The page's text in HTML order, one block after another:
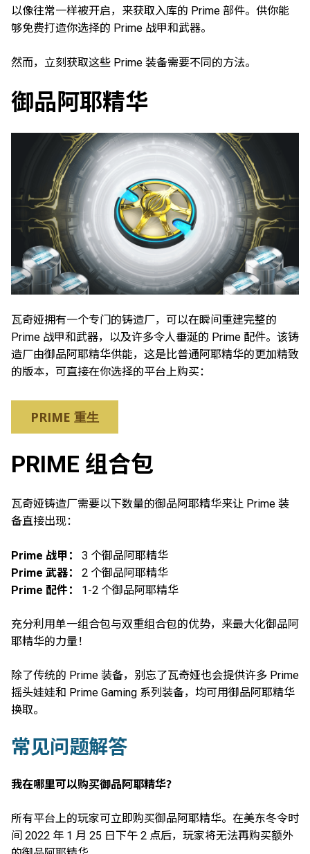
以像往常一样被开启，来获取入库的 Prime 部件。供你能
够免费打造你选择的 Prime 战甲和武器。
然而，立刻获取这些 Prime 装备需要不同的方法。
御品阿耶精华
瓦奇娅拥有一个专门的铸造厂，可以在瞬间重建完整的
Prime 战甲和武器，以及许多令人垂涎的 Prime 配件。该铸
造厂由御品阿耶精华供能，这是比普通阿耶精华的更加精致
的版本，可直接在你选择的平台上购买：
PRIME 重生
PRIME 组合包
瓦奇娅铸造厂需要以下数量的御品阿耶精华来让 Prime 装
备直接出现：
Prime 战甲：
3 个御品阿耶精华
Prime 武器：
2 个御品阿耶精华
Prime 配件：
1-2 个御品阿耶精华
充分利用单一组合包与双重组合包的优势，来最大化御品阿
耶精华的力量！
除了传统的 Prime 装备，别忘了瓦奇娅也会提供许多 Prime
摇头娃娃和 Prime Gaming 系列装备，均可用御品阿耶精华
换取。
常见问题解答
我在哪里可以购买御品阿耶精华？
所有平台上的玩家可立即购买御品阿耶精华。在美东冬令时
间 2022 年 1 月 25 日下午 2 点后，玩家将无法再购买额外